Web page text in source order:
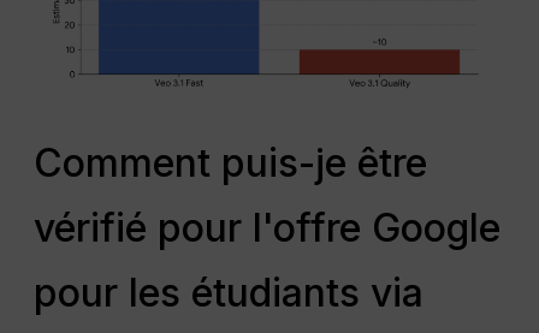
Comment puis-je être
vérifié pour l'offre Google
pour les étudiants via